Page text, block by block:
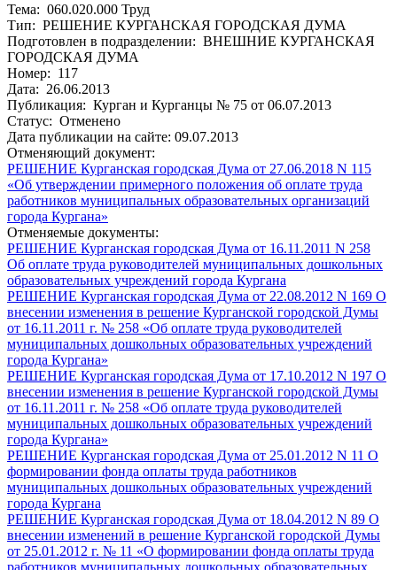
Тема: 060.020.000 Труд
Тип: РЕШЕНИЕ КУРГАНСКАЯ ГОРОДСКАЯ ДУМА
Подготовлен в подразделении: ВНЕШНИЕ КУРГАНСКАЯ
ГОРОДСКАЯ ДУМА
Номер: 117
Дата: 26.06.2013
Публикация: Курган и Курганцы № 75 от 06.07.2013
Статус: Отменено
Дата публикации на сайте: 09.07.2013
Отменяющий документ:
РЕШЕНИЕ Курганская городская Дума от 27.06.2018 N 115
«Об утверждении примерного положения об оплате труда
работников муниципальных образовательных организаций
города Кургана»
Отменяемые документы:
РЕШЕНИЕ Курганская городская Дума от 16.11.2011 N 258
Об оплате труда руководителей муниципальных дошкольных
образовательных учреждений города Кургана
РЕШЕНИЕ Курганская городская Дума от 22.08.2012 N 169 О
внесении изменения в решение Курганской городской Думы
от 16.11.2011 г. № 258 «Об оплате труда руководителей
муниципальных дошкольных образовательных учреждений
города Кургана»
РЕШЕНИЕ Курганская городская Дума от 17.10.2012 N 197 О
внесении изменения в решение Курганской городской Думы
от 16.11.2011 г. № 258 «Об оплате труда руководителей
муниципальных дошкольных образовательных учреждений
города Кургана»
РЕШЕНИЕ Курганская городская Дума от 25.01.2012 N 11 О
формировании фонда оплаты труда работников
муниципальных дошкольных образовательных учреждений
города Кургана
РЕШЕНИЕ Курганская городская Дума от 18.04.2012 N 89 О
внесении изменений в решение Курганской городской Думы
от 25.01.2012 г. № 11 «О формировании фонда оплаты труда
работников муниципальных дошкольных образовательных